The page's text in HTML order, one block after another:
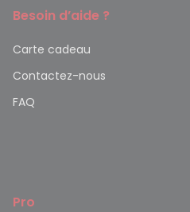
Besoin d’aide ?
Carte cadeau
Contactez-nous
FAQ
Pro